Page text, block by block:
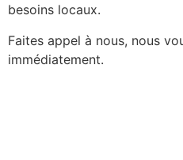
besoins locaux.
Faites appel à nous, nous
immédiatement.